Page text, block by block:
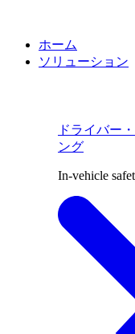
ホーム
ソリューション
ドライバー
ング
In-vehicle